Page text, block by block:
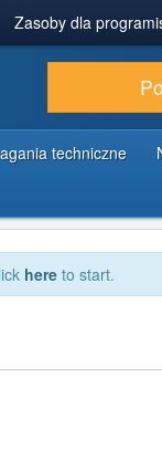
Zasoby dla
techniczne
here to start.